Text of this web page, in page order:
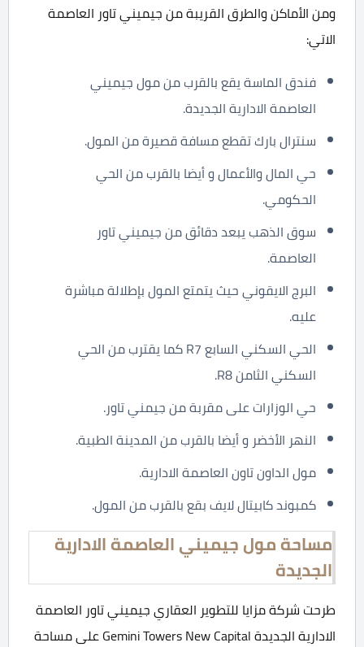
ومن الأماكن والطرق القريبة من جيميني تاور العاصمة
الاتي:
فندق الماسة يقع بالقرب من مول جيميني
العاصمة الادارية الجديدة.
سنترال بارك تقطع مسافة قصيرة من المول.
حي المال والأعمال و أيضا بالقرب من الحي
الحكومي.
سوق الذهب يبعد دقائق من جيميني تاور
العاصمة.
البرج الايقوني حيث يتمتع المول بإطلالة مباشرة
عليه.
الحي السكني السابع R7 كما يقترب من الحي
السكني الثامن R8.
حي الوزارات على مقربة من جيمني تاور.
النهر الأخضر و أيضا بالقرب من المدينة الطبية.
مول الداون تاون العاصمة الادارية.
كمبوند كابيتال لايف بقع بالقرب من المول.
مساحة مول جيميني العاصمة الادارية
الجديدة
طرحت شركة مزايا للتطوير العقاري جيميني تاور العاصمة
الادارية الجديدة Gemini Towers New Capital على مساحة